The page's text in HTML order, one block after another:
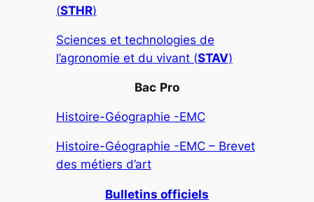
(STHR)
Sciences et technologies de
l’agronomie et du vivant (STAV)
Bac Pro
Histoire-Géographie -EMC
Histoire-Géographie -EMC – Brevet
des métiers d’art
Bulletins officiels